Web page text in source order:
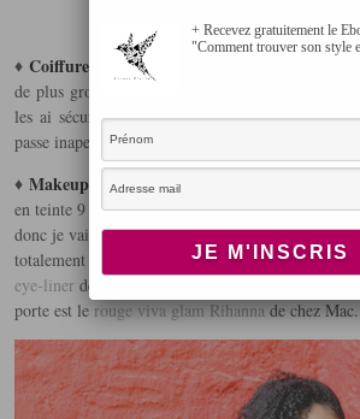
Mise en beauté
♦ Coiffure:
J’ai fait mon wash and go habituel
de plus grosses ondulations. J’ai ensuite rabattu
les ai sécurisés avec des épingles à cheveux
passe inaperçu.
♦ Makeup: Comme base j’ai utilisé le fond de
en teinte 9 , j’en ai eu un échantillon chez
donc je vais surement l’acheter en grand format
totalement à ma carnation. Pour les yeux j’ai
eye-liner de chez kiko et le mascara younique
porte est le rouge viva glam Rihannade chez Mac.
+ Recevez gratuitement le
"Comment trouver son style